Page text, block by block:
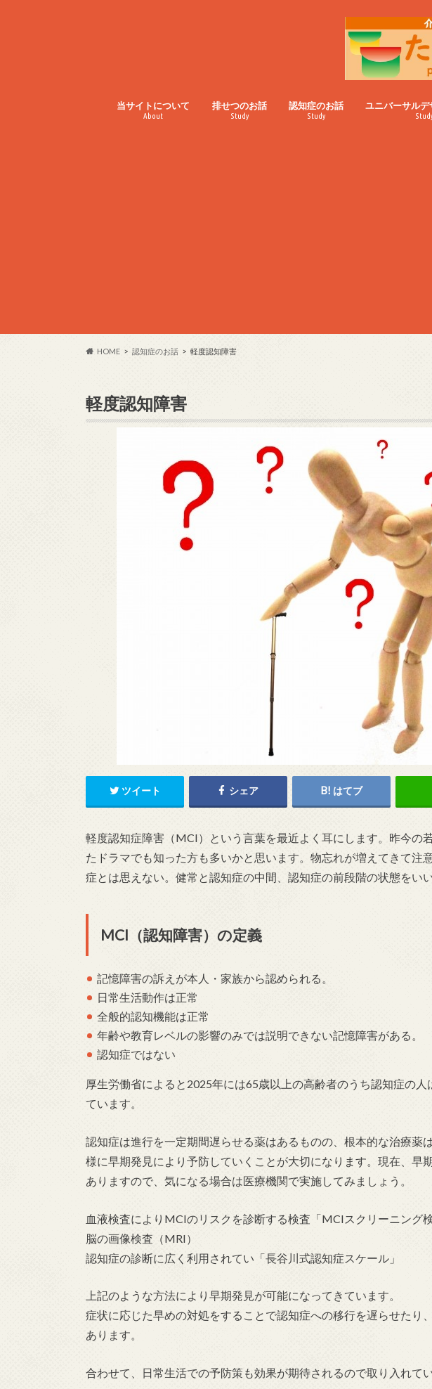
当サイトについて
About
排せつのお話
Study
認知症のお話
Study
ユニバーサル
HOME 認知症のお話 軽度認知障害
軽度認知障害
ツイート シェア はてブ
軽度認知症障害（MCI）という言葉を最近よく耳にします。昨今の
たドラマでも知った方も多いかと思います。物忘れが増えてきて注
症とは思えない。健常と認知症の中間、認知症の前段階の状態をいい
MCI（認知障害）の定義
記憶障害の訴えが本人・家族から認められる。
日常生活動作は正常
全般的認知機能は正常
年齢や教育レベルの影響のみでは説明できない記憶障害がある。
認知症ではない
厚生労働省によると2025年には65歳以上の高齢者のうち認知症の
ています。
認知症は進行を一定期間遅らせる薬はあるものの、根本的な治療薬
様に早期発見により予防していくことが大切になります。現在、早
ありますので、気になる場合は医療機関で実施してみましょう。
血液検査によりMCIのリスクを診断する検査「MCIスクリーニング検
脳の画像検査（MRI）
認知症の診断に広く利用されてい「長谷川式認知症スケール」
上記のような方法により早期発見が可能になってきています。
症状に応じた早めの対処をすることで認知症への移行を遅らせたり
あります。
合わせて、日常生活での予防策も効果が期待されるので取り入れて